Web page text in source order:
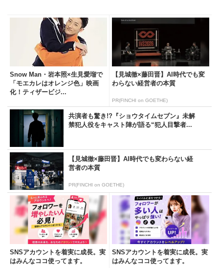
Snow Man・岩本照×生見愛瑠で
「モエカレはオレンジ色」映画
化！ティザービジ...
【見城徹×藤田晋】AI時代でも変
わらない経営者の本質
PR(FINCHI on GOETHE)
共演者も驚き!?『ショウタイムセブン』未解
禁犯人役をキャスト陣が語る“犯人目撃者...
【見城徹×藤田晋】AI時代でも変わらない経
営者の本質
PR(FINCHI on GOETHE)
SNSアカウントを着実に成長。実
はみんなココ使ってます。
SNSアカウントを着実に成長。実
はみんなココ使ってます。